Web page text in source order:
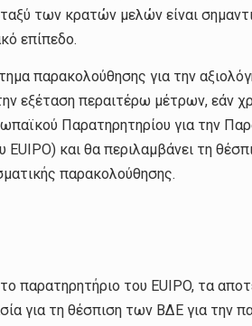
των κρατών μελών είναι
επίπεδο.
παρακολούθησης για την
εξέταση περαιτέρω μέτρων, εάν
Παρατηρητηρίου για την
EUIPO) και θα περιλαμβάνει τη
παρακολούθησης.
παρατηρητήριο του EUIPO, τα
για τη θέσπιση των ΒΔΕ για την